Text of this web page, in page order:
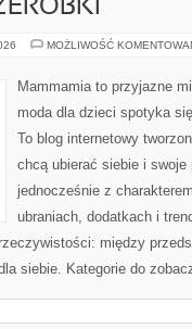
MOŻLIWOŚĆ
Mammamia to przyjazne
moda dla dzieci spotyka
To blog internetowy
chcą ubierać siebie i
jednocześnie z
ubraniach, dodatkach i
między
siebie. Kategorie do